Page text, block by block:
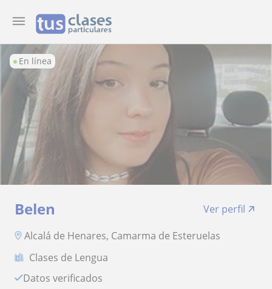
En línea
Belen
Ver perfil
Alcalá de Henares, Camarma de Esteruelas
Clases de Lengua
Datos verificados